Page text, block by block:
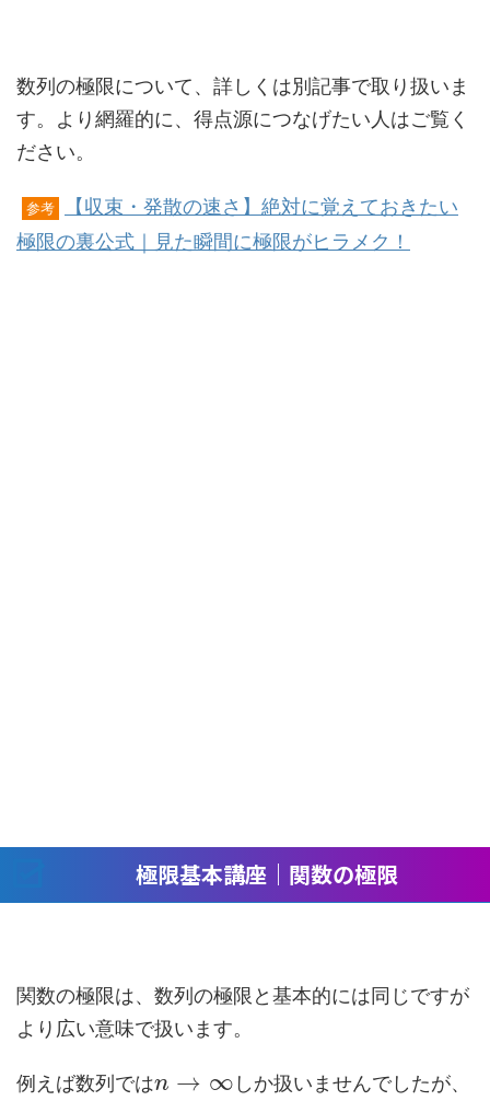
数列の極限について、詳しくは別記事で取り扱いま
す。より網羅的に、得点源につなげたい人はご覧く
ださい。
参考
【収束・発散の速さ】絶対に覚えておきたい
極限の裏公式｜見た瞬間に極限がヒラメク！
極限基本講座｜関数の極限
関数の極限は、数列の極限と基本的には同じですが
より広い意味で扱います。
例えば数列ではn → ∞ しか扱いませんでしたが、